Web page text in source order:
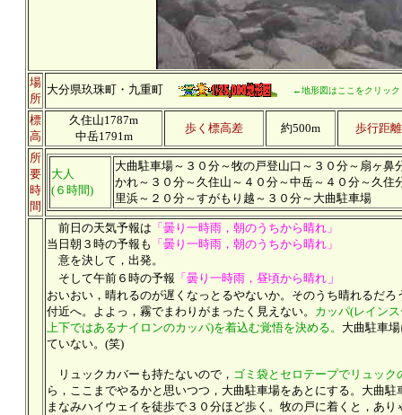
場
所
大分県玖珠町・九重町 ←地形図はここをクリック
標
高
久住山1787m
中岳1791m
歩く標高差 約500m 歩行距離
所
要
時
間
大人
(６時間)
大曲駐車場～３０分～牧の戸登山口～３０分～扇ヶ鼻
かれ～３０分～久住山～４０分～中岳～４０分～久住
里浜～２０分～すがもり越～３０分～大曲駐車場
前日の天気予報は 「曇り一時雨，朝のうちから晴れ」
当日朝３時の予報も 「曇り一時雨，朝のうちから晴れ」
意を決して，出発。
そして午前６時の予報 「曇り一時雨，昼頃から晴れ 」
おいおい，晴れるのが遅くなっとるやないか。そのうち晴れるだ
付近へ。よよっ，霧でまわりがまったく見えない。 カッパ(レイン
上下ではあるナイロンのカッパ)を着込む覚悟を決める。 大曲駐車
ていない。(笑)
リュックカバーも持たないので， ゴミ袋とセロテープでリュック
ら，ここまでやるかと思いつつ，大曲駐車場をあとにする。大曲
まなみハイウェイを徒歩で３０分ほど歩く。牧の戸に着くと，あ